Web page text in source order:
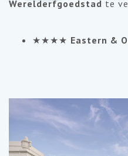
Werelderfgoedstad te
★★★★ Eastern &